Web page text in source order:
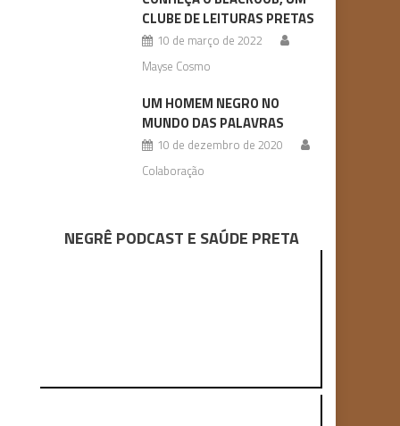
CLUBE DE LEITURAS PRETAS
10 de março de 2022
Mayse Cosmo
UM HOMEM NEGRO NO
MUNDO DAS PALAVRAS
10 de dezembro de 2020
Colaboração
NEGRÊ PODCAST E SAÚDE PRETA